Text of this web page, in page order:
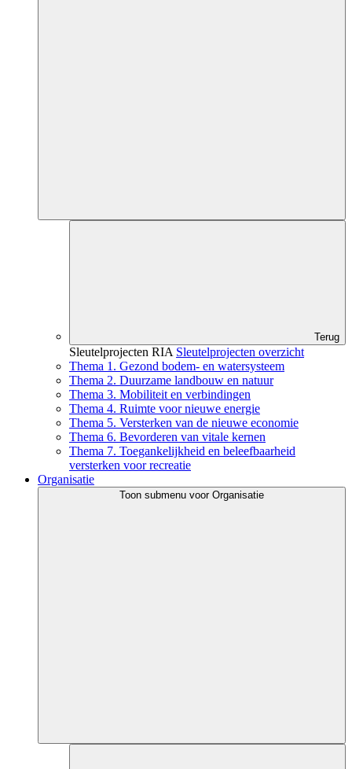
Terug
Sleutelprojecten RIA Sleutelprojecten overzicht
Thema 1. Gezond bodem- en watersysteem
Thema 2. Duurzame landbouw en natuur
Thema 3. Mobiliteit en verbindingen
Thema 4. Ruimte voor nieuwe energie
Thema 5. Versterken van de nieuwe economie
Thema 6. Bevorderen van vitale kernen
Thema 7. Toegankelijkheid en beleefbaarheid
versterken voor recreatie
Organisatie
Toon submenu voor Organisatie